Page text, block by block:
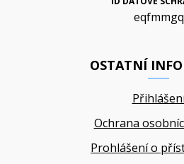
eqfmmgq
OSTATNÍ
Ochrana
Prohlášení o